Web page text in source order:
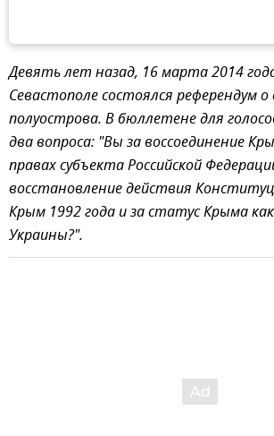
Девять лет назад, 16 марта 2014
Севастополе состоялся референдум
полуострова. В бюллетене для
два вопроса: "Вы за воссоединение
правах субъекта Российской
восстановление действия
Крым 1992 года и за статус Крыма
Украины?".